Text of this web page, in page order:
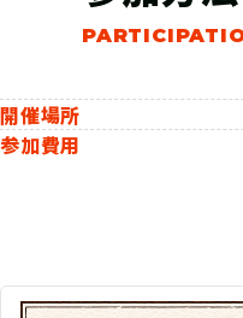
開催場所
参加費用